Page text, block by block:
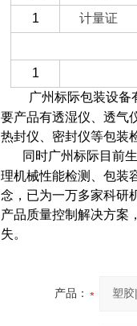
1
计量证
1
广州标际包装设备有
要产品有透湿仪、透气
热封仪、密封仪等包装
同时广州标际目前
理机械性能检测、包装
念，已为一万多家科研
产品质量控制解决方案
失。
产品：